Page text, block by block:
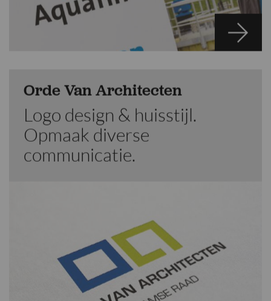
Orde Van Architecten
Logo design & huisstijl.
Opmaak diverse
communicatie.